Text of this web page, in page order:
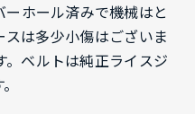
ホール済みで機械はと
スは多少小傷はございま
。ベルトは純正ライスジ